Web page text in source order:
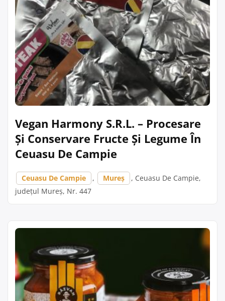
Vegan Harmony S.R.L. – Procesare
Și Conservare Fructe Și Legume În
Ceuasu De Campie
Ceuasu De Campie , Mureș
, Ceuasu De Campie,
județul Mureș, Nr. 447